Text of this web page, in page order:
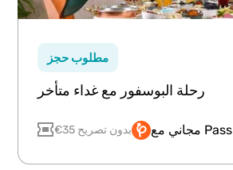
مطلوب حجز
رحلة البوسفور مع غداء متأخر
€35 بدون تصريح مجاني مع Pass